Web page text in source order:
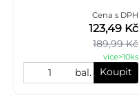
Cena s DPH
189,99 Kč
123,49 Kč
více>10ks
bal. Koupit